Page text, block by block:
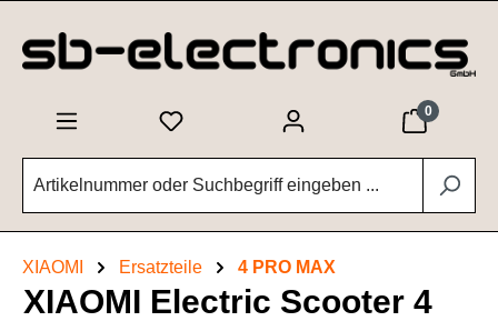
0
XIAOMI Ersatzteile 4 PRO MAX
XIAOMI Electric Scooter 4